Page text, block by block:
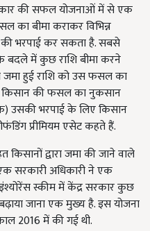
की सफल योजनाओं में से एक
का बीमा कराकर विभिन्न
भरपाई कर सकता है. सबसे
में कुछ राशि बीमा करने
हुई राशि को उस फसल का
किसान की फसल का नुकसान
उसकी भरपाई के लिए किसान
प्रीमियम एसेट कहते हैं.
द्वारा जमा की जाने वाले
सरकारी अधिकारी ने एक
इंश्योरेंस स्कीम में केंद्र सरकार कुछ
जाना एक मुख्य है. इस योजना
2016 में की गई थी.